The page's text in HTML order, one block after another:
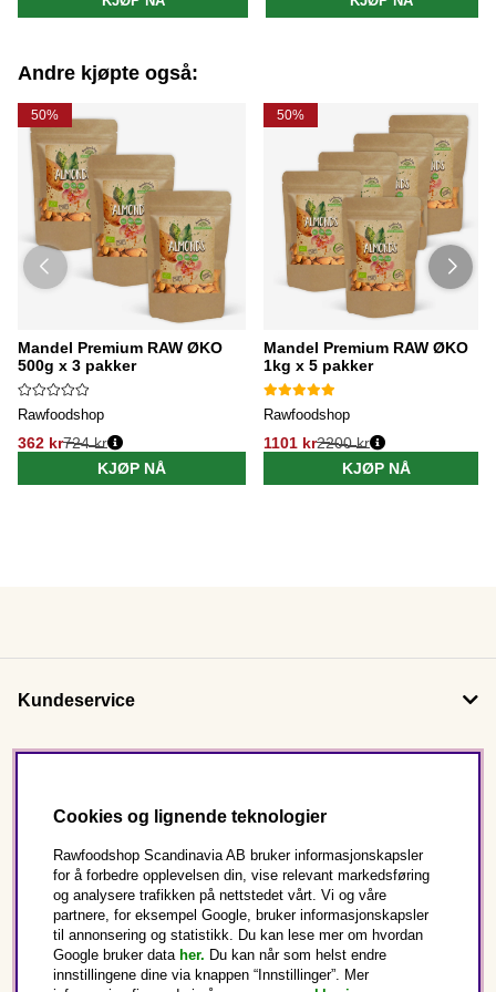
Andre kjøpte også:
50%
Mandel Premium RAW ØKO
500g x 3 pakker
Rawfoodshop
362 kr724 kr
KJØP NÅ
50%
Mandel Premium RAW ØKO
1kg x 5 pakker
Rawfoodshop
1101 kr2200 kr
KJØP NÅ
Kundeservice
Dette er Rawfoodshop
Norge
Cookies og lignende teknologier
Rawfoodshop Scandinavia AB bruker informasjonskapsler
for å forbedre opplevelsen din, vise relevant markedsføring
og analysere trafikken på nettstedet vårt. Vi og våre
partnere, for eksempel Google, bruker informasjonskapsler
til annonsering og statistikk. Du kan lese mer om hvordan
Google bruker data her. Du kan når som helst endre
innstillingene dine via knappen “Innstillinger”. Mer